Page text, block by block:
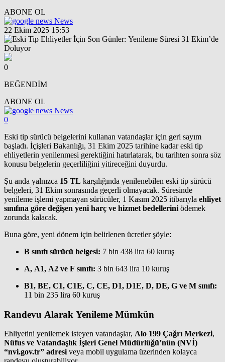
ABONE OL
News
22 Ekim 2025 15:53
0
BEĞENDİM
ABONE OL
News
0
Eski tip sürücü belgelerini kullanan vatandaşlar için geri sayım
başladı. İçişleri Bakanlığı, 31 Ekim 2025 tarihine kadar eski tip
ehliyetlerin yenilenmesi gerektiğini hatırlatarak, bu tarihten sonra söz
konusu belgelerin geçerliliğini yitireceğini duyurdu.
Şu anda yalnızca 15 TL karşılığında yenilenebilen eski tip sürücü
belgeleri, 31 Ekim sonrasında geçerli olmayacak. Süresinde
yenileme işlemi yapmayan sürücüler, 1 Kasım 2025 itibarıyla ehliyet
sınıfına göre değişen yeni harç ve hizmet bedellerini ödemek
zorunda kalacak.
Buna göre, yeni dönem için belirlenen ücretler şöyle:
B sınıfı sürücü belgesi: 7 bin 438 lira 60 kuruş
A, A1, A2 ve F sınıfı: 3 bin 643 lira 10 kuruş
B1, BE, C1, C1E, C, CE, D1, D1E, D, DE, G ve M sınıfı:
11 bin 235 lira 60 kuruş
Randevu Alarak Yenileme Mümkün
Ehliyetini yenilemek isteyen vatandaşlar, Alo 199 Çağrı Merkezi,
Nüfus ve Vatandaşlık İşleri Genel Müdürlüğü’nün (NVİ)
“nvi.gov.tr” adresiveya mobil uygulama üzerinden kolayca